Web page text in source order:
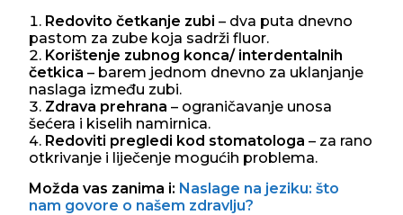
Redovito četkanje zubi – dva puta dnevno
pastom za zube koja sadrži fluor.
Korištenje zubnog konca/ interdentalnih
četkica – barem jednom dnevno za uklanjanje
naslaga između zubi.
Zdrava prehrana – ograničavanje unosa
šećera i kiselih namirnica.
Redoviti pregledi kod stomatologa – za rano
otkrivanje i liječenje mogućih problema.
Možda vas zanima i: Naslage na jeziku: što
nam govore o našem zdravlju?